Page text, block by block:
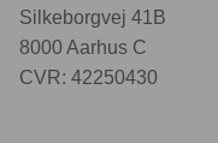
Silkeborgvej 41B
8000 Aarhus C
CVR: 42250430